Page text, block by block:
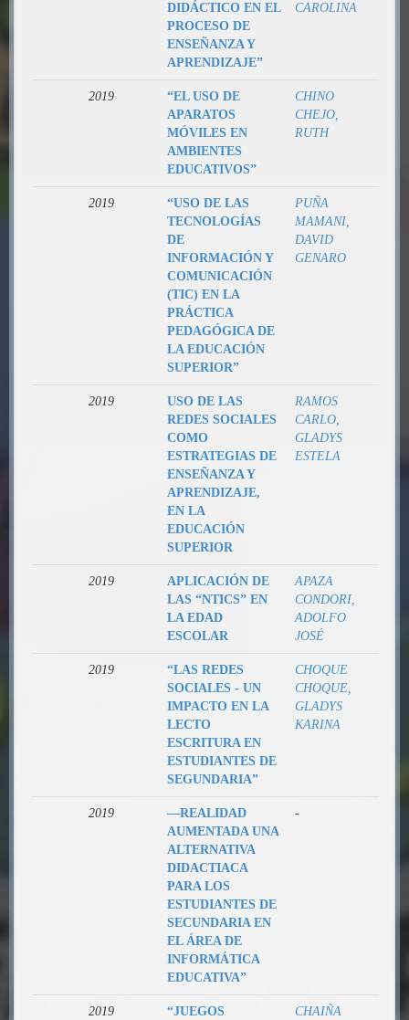
DIDÁCTICO EN EL
PROCESO DE
ENSEÑANZA Y
APRENDIZAJE”
CAROLINA
2019
“EL USO DE
APARATOS
MÓVILES EN
AMBIENTES
EDUCATIVOS”
CHINO
CHEJO,
RUTH
2019
“USO DE LAS
TECNOLOGÍAS
DE
INFORMACIÓN Y
COMUNICACIÓN
(TIC) EN LA
PRÁCTICA
PEDAGÓGICA DE
LA EDUCACIÓN
SUPERIOR”
PUÑA
MAMANI,
DAVID
GENARO
2019
USO DE LAS
REDES SOCIALES
COMO
ESTRATEGIAS DE
ENSEÑANZA Y
APRENDIZAJE,
EN LA
EDUCACIÓN
SUPERIOR
RAMOS
CARLO,
GLADYS
ESTELA
2019
APLICACIÓN DE
LAS “NTICS” EN
LA EDAD
ESCOLAR
APAZA
CONDORI,
ADOLFO
JOSÉ
2019
“LAS REDES
SOCIALES - UN
IMPACTO EN LA
LECTO
ESCRITURA EN
ESTUDIANTES DE
SEGUNDARIA”
CHOQUE
CHOQUE,
GLADYS
KARINA
2019
―REALIDAD
AUMENTADA UNA
ALTERNATIVA
DIDACTIACA
PARA LOS
ESTUDIANTES DE
SECUNDARIA EN
EL ÁREA DE
INFORMÁTICA
EDUCATIVA”
-
2019
“JUEGOS
CHAIÑA